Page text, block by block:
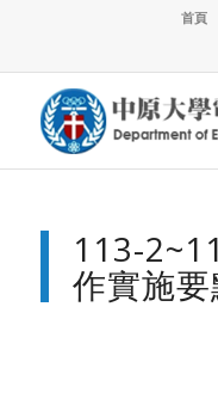
首頁
113-
作實施